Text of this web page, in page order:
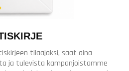
tilaajaksi, saat aina
ja tulevista kampanjoistamme